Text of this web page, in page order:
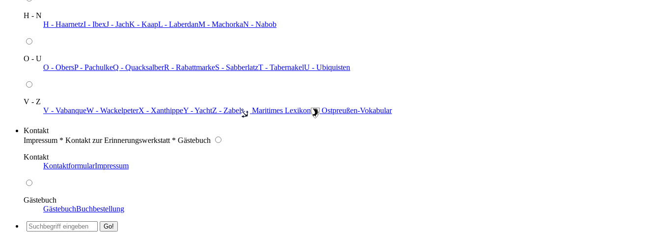
H - N
H - HaarnetzI - IbexJ - JachK - KaapL - LaberdanM - MachorkaN - Nabob
O - U
O - ObersP - PachulkeQ - QuacksalberR - RabattmarkeS - SabberlatzT - TabernakelU - Ubiquisten
V - Z
V - VabanqueW - WackelpeterX - XanthippeY - YachtZ - Zabel ️ Maritimes Lexikon ️ Ostpreußen-Vokabular
Kontakt
Impressum * Kontakt zur Erinnerungswerkstatt * Gästebuch
Kontakt
KontaktformularImpressum
Gästebuch
GästebuchBuchbestellung